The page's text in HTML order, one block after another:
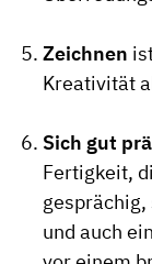
Zeichnen
Kreativität
Sich gut
Fertigkeit,
und auch